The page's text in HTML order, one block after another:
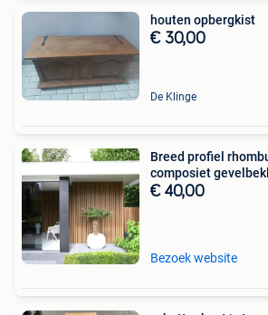
houten opbergkist
€ 30,00
De Klinge
Breed profiel
composiet
€ 40,00
Bezoek website